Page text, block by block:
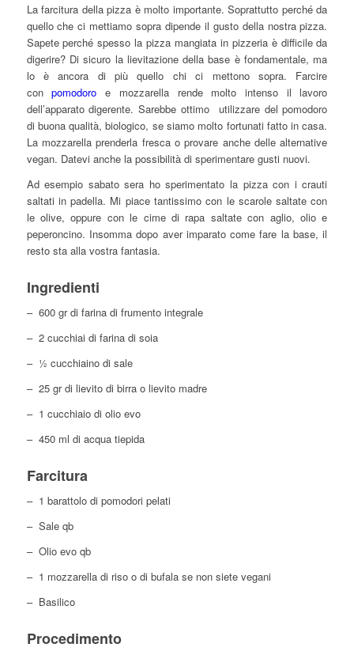
La farcitura della pizza è molto importante. Soprattutto perché da
quello che ci mettiamo sopra dipende il gusto della nostra pizza.
Sapete perché spesso la pizza mangiata in pizzeria è difficile da
digerire? Di sicuro la lievitazione della base è fondamentale, ma
lo è ancora di più quello chi ci mettono sopra. Farcire
conpomodoro e mozzarella rende molto intenso il lavoro
dell’apparato digerente. Sarebbe ottimo utilizzare del pomodoro
di buona qualità, biologico, se siamo molto fortunati fatto in casa.
La mozzarella prenderla fresca o provare anche delle alternative
vegan. Datevi anche la possibilità di sperimentare gusti nuovi.
Ad esempio sabato sera ho sperimentato la pizza con i crauti
saltati in padella. Mi piace tantissimo con le scarole saltate con
le olive, oppure con le cime di rapa saltate con aglio, olio e
peperoncino. Insomma dopo aver imparato come fare la base, il
resto sta alla vostra fantasia.
Ingredienti
– 600 gr di farina di frumento integrale
– 2 cucchiai di farina di soia
– ½ cucchiaino di sale
– 25 gr di lievito di birra o lievito madre
– 1 cucchiaio di olio evo
– 450 ml di acqua tiepida
Farcitura
– 1 barattolo di pomodori pelati
– Sale qb
– Olio evo qb
– 1 mozzarella di riso o di bufala se non siete vegani
– Basilico
Procedimento